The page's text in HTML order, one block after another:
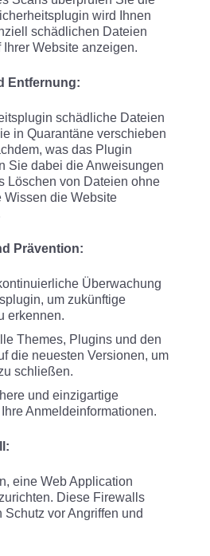
wird Ihnen
schädlichen Dateien
Website anzeigen.
Entfernung:
schädliche Dateien
in Quarantäne verschieben
was das Plugin
Sie dabei die Anweisungen
Löschen von Dateien ohne
Wissen die Website
Prävention:
Überwachung
um zukünftige
erkennen.
Themes, Plugins und den
die neuesten Versionen, um
schließen.
und einzigartige
Anmeldeinformationen.
eine Web Application
Diese Firewalls
Schutz vor Angriffen und